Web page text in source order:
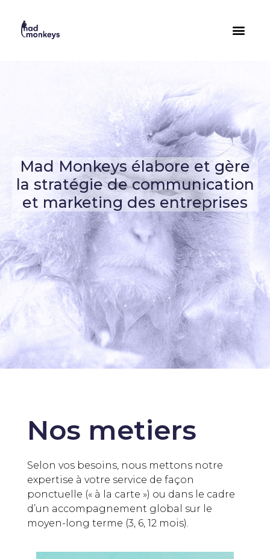
Mad Monkeys élabore et gère
la stratégie de communication
et marketing des entreprises
Nos metiers
Selon vos besoins, nous mettons notre
expertise à votre service de façon
ponctuelle (« à la carte ») ou dans le cadre
d’un accompagnement global sur le
moyen-long terme (3, 6, 12 mois).